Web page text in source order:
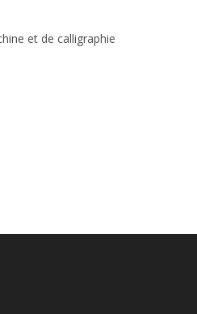
et de calligraphie